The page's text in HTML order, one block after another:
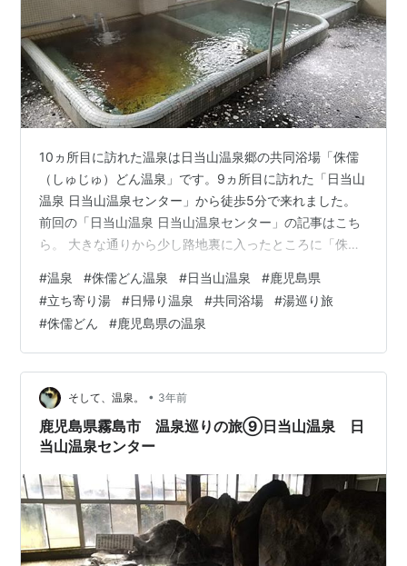
10ヵ所目に訪れた温泉は日当山温泉郷の共同浴場「侏儒
（しゅじゅ）どん温泉」です。9ヵ所目に訪れた「日当山
温泉 日当山温泉センター」から徒歩5分で来れました。
前回の「日当山温泉 日当山温泉センター」の記事はこち
ら。 大きな通りから少し路地裏に入ったところに「侏儒
名前は藩政時代日当山の地頭だった「徳田大兵衛」とい
う頭の回転が早く、男気があり、ユーモアのある愛嬌あ
る人物の愛称「侏儒どん」から名づけられています。ち
なみに「侏儒」は身体の小さい人を意味するそうです。
建物の入り口に番台のようなものがありますが、ここに
は誰もいなくて、建物の中に受付が…
#温泉 #侏儒どん温泉 #日当山温泉 #鹿児島県
#立ち寄り湯 #日帰り温泉 #共同浴場 #湯巡り旅
#侏儒どん #鹿児島県の温泉
そして、温泉。 • 3年前
鹿児島県霧島市 温泉巡りの旅⑨日当山温泉 日
当山温泉センター